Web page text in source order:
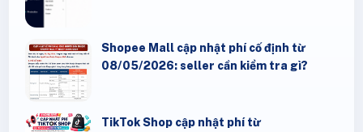
Shopee Mall cập nhật phí cố định từ
08/05/2026: seller cần kiểm tra gì?
TikTok Shop cập nhật phí từ